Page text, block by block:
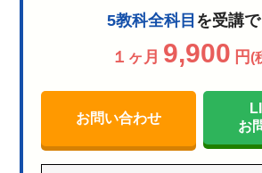
5教科全科目 を受講
１ヶ月 9,900 円(
お問い合わせ
お